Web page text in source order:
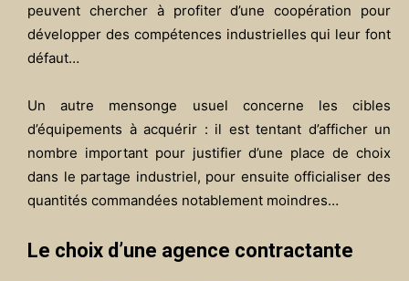
peuvent chercher à profiter d’une coopération pour
développer des compétences industrielles qui leur font
défaut…
Un autre mensonge usuel concerne les cibles
d’équipements à acquérir : il est tentant d’afficher un
nombre important pour justifier d’une place de choix
dans le partage industriel, pour ensuite officialiser des
quantités commandées notablement moindres…
Le choix d’une agence contractante